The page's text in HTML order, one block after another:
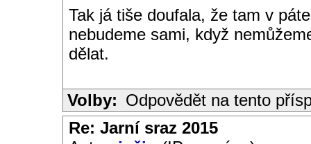
Tak já tiše doufala, že tam v
nebudeme sami, když
dělat.
Volby: Odpovědět na tento
Re: Jarní sraz 2015